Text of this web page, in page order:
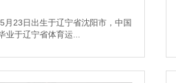
月23日出生于辽宁省沈阳市，中国
业于辽宁省体育运...